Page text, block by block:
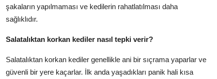
şakaların yapılmaması ve kedilerin rahatlatılması daha
sağlıklıdır.
Salatalıktan korkan kediler nasıl tepki verir?
Salatalıktan korkan kediler genellikle ani bir sıçrama yaparlar ve
güvenli bir yere kaçarlar. İlk anda yaşadıkları panik hali kısa